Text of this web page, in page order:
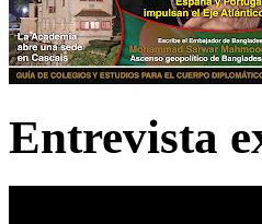
Entrevista